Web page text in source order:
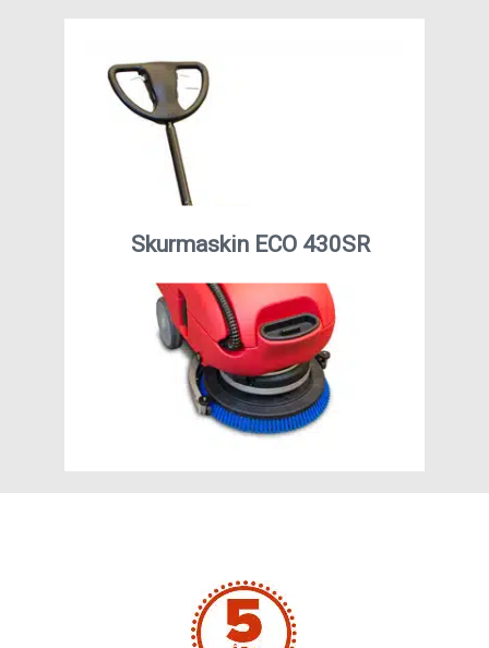
Skurmaskin ECO 430SR